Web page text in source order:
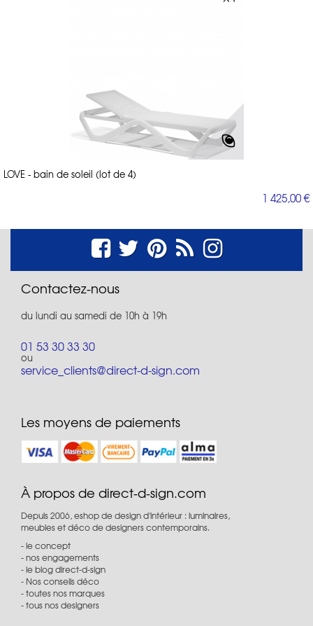
LOVE - bain de soleil (lot de 4)
1 425,00 €
Contactez-nous
du lundi au samedi de 10h à 19h
01 53 30 33 30
ou
service_clients@direct-d-sign.com
Les moyens de paiements
À propos de direct-d-sign.com
Depuis 2006, eshop de design d'intérieur : luminaires,
meubles et déco de designers contemporains.
le concept
nos engagements
le blog direct-d-sign
Nos conseils déco
toutes nos marques
tous nos designers